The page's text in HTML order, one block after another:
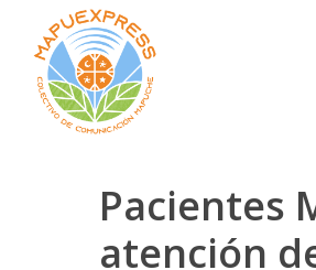
main
content
Pacientes
atención